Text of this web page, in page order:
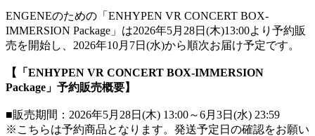
ENGENEのための「ENHYPEN VR CONCERT BOX-
IMMERSION Package」は2026年5月28日(木)13:00より予約販
売を開始し、2026年10月7日(水)から順次お届け予定です。
【「ENHYPEN VR CONCERT BOX-IMMERSION
Package」予約販売概要】
■販売期間：2026年5月28日(木) 13:00～6月3日(水) 23:59
※こちらは予約商品となります。発送予定日の確認をお願い